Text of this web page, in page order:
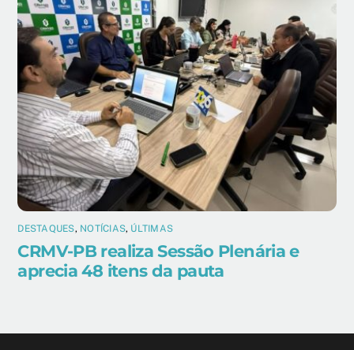
DESTAQUES, NOTÍCIAS, ÚLTIMAS
CRMV-PB realiza Sessão Plenária e
aprecia 48 itens da pauta